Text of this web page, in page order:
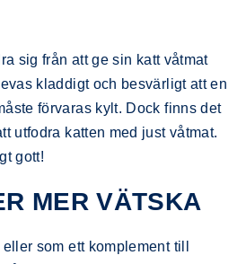
sig från att ge sin katt våtmat
kladdigt och besvärligt att en
förvaras kylt. Dock finns det
utfodra katten med just våtmat.
gott!
MER VÄTSKA
som ett komplement till